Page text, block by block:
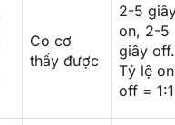
Co cơ
thấy được
2-5
on, 2-5
giây off.
Tỷ lệ
off = 1:1